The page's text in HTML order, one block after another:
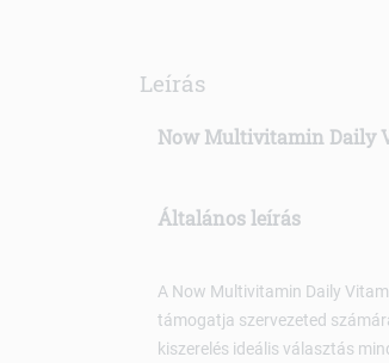
Leírás
Now Multivitamin Daily
Általános leírás
A Now Multivitamin Daily
támogatja szervezeted
kiszerelés ideális választás